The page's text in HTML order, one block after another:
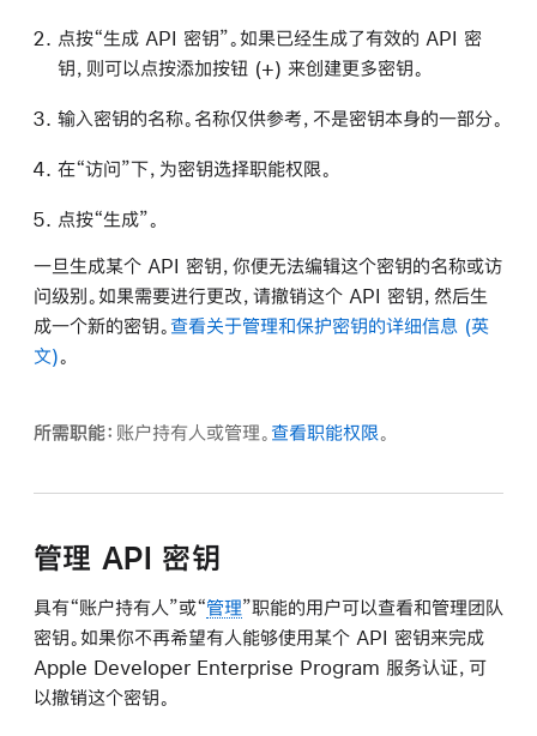
点按“生成 API 密钥”。如果已经生成了有效的 API 密
钥，则可以点按添加按钮 (+) 来创建更多密钥。
输入密钥的名称。名称仅供参考，不是密钥本身的一部分。
在“访问”下，为密钥选择职能权限。
点按“生成”。
一旦生成某个 API 密钥，你便无法编辑这个密钥的名称或访
问级别。如果需要进行更改，请撤销这个 API 密钥，然后生
成一个新的密钥。 查看关于管理和保护密钥的详细信息
。
所需职能： 账户持有人或管理。 查看职能权限。
管理 API 密钥
具有“账户持有人”或“管理”职能的用户可以查看和管理团队
密钥。如果你不再希望有人能够使用某个 API 密钥来完成
Apple Developer Enterprise Program 服务认证，可
以撤销这个密钥。